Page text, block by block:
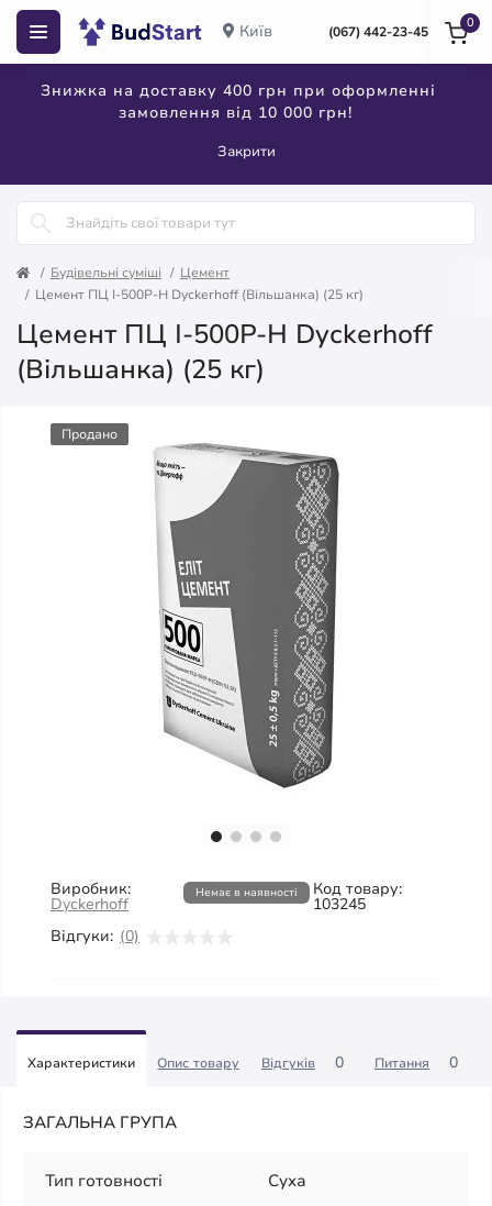
Київ (067) 442-23-45
Знижка на доставку 400 грн при оформленні
замовлення від 10 000 грн!
Закрити
0
Будівельні суміші
Цемент
Цемент ПЦ І-500Р-Н Dyckerhoff (Вільшанка) (25 кг)
Цемент ПЦ І-500Р-Н Dyckerhoff
(Вільшанка) (25 кг)
Продано
Виробник:
Dyckerhoff
Код товару:
103245
Відгуки: (0)
Немає в наявності
Характеристики Опис товару Відгуків 0 Питання 0
ЗАГАЛЬНА ГРУПА
Тип готовності Суха